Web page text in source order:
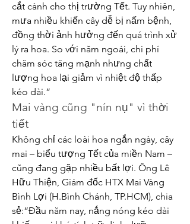
cắt cành cho thị trường Tết. Tuy nhiên,
mưa nhiều khiến cây dễ bị nấm bệnh,
đồng thời ảnh hưởng đến quá trình xử
lý ra hoa. So với năm ngoái, chi phí
chăm sóc tăng mạnh nhưng chất
lượng hoa lại giảm vì nhiệt độ thấp
kéo dài.”
Mai vàng cũng "nín nụ" vì thời
tiết
Không chỉ các loài hoa ngắn ngày, cây
mai – biểu tượng Tết của miền Nam –
cũng đang gặp nhiều bất lợi. Ông Lê
Hữu Thiện, Giám đốc HTX Mai Vàng
Bình Lợi (H.Bình Chánh, TP.HCM), chia
sẻ:“Đầu năm nay, nắng nóng kéo dài